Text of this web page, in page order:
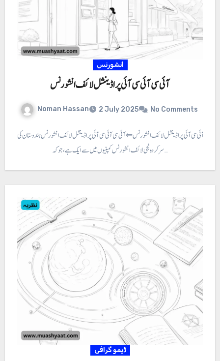
انشورنس
آئی سی آئی سی آئی پراڈینشل لائف انشورنس
Noman Hassan 2 July 2025 No Comments
آئی سی آئی سی آئی پراڈینشل لائف انشورنس ⇐ آئی سی آئی سی آئی پراڈینشل لائف انشورنس ہندوستان کی
سرکردہ نجی لائف انشورنس کمپنیوں میں سے ایک ہے، جو کہ…
ڈیمو گرافی